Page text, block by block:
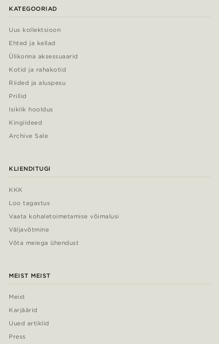
KATEGOORIAD
Uus kollektsioon
Ehted ja kellad
Ülikonna aksessuaarid
Kotid ja rahakotid
Riided ja aluspesu
Prillid
Isiklik hooldus
Kingiideed
Archive Sale
KLIENDITUGI
KKK
Loo tagastus
Vaata kohaletoimetamise võimalusi
Väljavõtmine
Võta meiega ühendust
MEIST MEIST
Meist
Karjäärid
Uued artiklid
Press